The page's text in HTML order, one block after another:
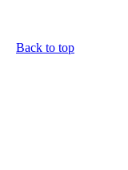
Back to top